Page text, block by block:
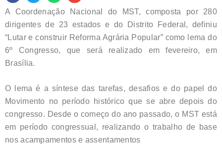
A Coordenação Nacional do MST, composta por 280
dirigentes de 23 estados e do Distrito Federal, definiu
“Lutar e construir Reforma Agrária Popular” como lema do
6º Congresso, que será realizado em fevereiro, em
Brasília.
O lema é a síntese das tarefas, desafios e do papel do
Movimento no período histórico que se abre depois do
congresso. Desde o começo do ano passado, o MST está
em período congressual, realizando o trabalho de base
nos acampamentos e assentamentos